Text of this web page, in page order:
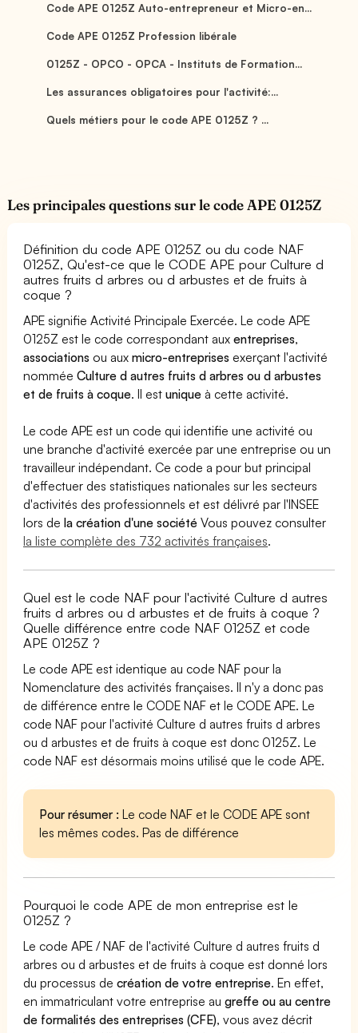
Code APE 0125Z Auto-entrepreneur et Micro-en...
Code APE 0125Z Profession libérale
0125Z - OPCO - OPCA - Instituts de Formation...
Les assurances obligatoires pour l'activité:...
Quels métiers pour le code APE 0125Z ? ...
Les principales questions sur le code APE 0125Z
Définition du code APE 0125Z ou du code NAF
0125Z, Qu'est-ce que le CODE APE pour Culture d
autres fruits d arbres ou d arbustes et de fruits à
coque ?
APE signifie Activité Principale Exercée. Le code APE
0125Z est le code correspondant auxentreprises,
associations ou auxmicro-entreprises exerçant l'activité
nomméeCulture d autres fruits d arbres ou d arbustes
et de fruits à coque. Il estunique à cette activité.
Le code APE est un code qui identifie une activité ou
une branche d'activité exercée par une entreprise ou un
travailleur indépendant. Ce code a pour but principal
d'effectuer des statistiques nationales sur les secteurs
d'activités des professionnels et est délivré par l'INSEE
lors dela création d'une société Vous pouvez consulter
la liste complète des 732 activités françaises.
Quel est le code NAF pour l'activité Culture d autres
fruits d arbres ou d arbustes et de fruits à coque ?
Quelle différence entre code NAF 0125Z et code
APE 0125Z ?
Le code APE est identique au code NAF pour la
Nomenclature des activités françaises. Il n'y a donc pas
de différence entre le CODE NAF et le CODE APE. Le
code NAF pour l'activité Culture d autres fruits d arbres
ou d arbustes et de fruits à coque est donc 0125Z. Le
code NAF est désormais moins utilisé que le code APE.
Pour résumer : Le code NAF et le CODE APE sont
les mêmes codes. Pas de différence
Pourquoi le code APE de mon entreprise est le
0125Z ?
Le code APE / NAF de l'activité Culture d autres fruits d
arbres ou d arbustes et de fruits à coque est donné lors
du processus decréation de votre entreprise. En effet,
en immatriculant votre entreprise augreffe ou au centre
de formalités des entreprises (CFE), vous avez décrit